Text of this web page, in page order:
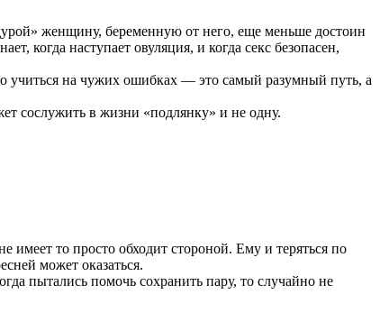
женщину, беременную от него, еще меньше достоин
когда наступает овуляция, и когда секс безопасен,
учиться на чужих ошибках — это самый разумный путь, а
сослужить в жизни «подлянку» и не одну.
имеет то просто обходит стороной. Ему и теряться по
может оказаться.
пытались помочь сохранить пару, то случайно не